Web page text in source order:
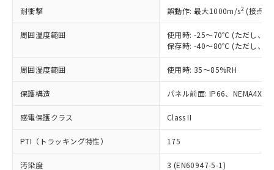
耐衝撃 誤動作: 最大1000m/s2 (接点
周囲温度範囲
使用時: -25～70℃ (ただし、氷
保存時: -40～80℃ (ただし、氷
周囲湿度範囲 使用時: 35～85%RH
保護構造 パネル前面: IP66、NEMA4X,
感電保護クラス Class II
PTI（トラッキング特性） 175
汚染度 3 (EN60947-5-1)
準価格とは異なる場合があることをご
正式な納期状況および標準価格はお客
様のお取引先、またはお客様担当のオ
ムロン制御機器販売店・当社販売員に
オムロン制御機器販売店や当社販売拠
販売ネットワーク
」をご確認
在庫状況および標準価格結果を当社の
事前の承諾なく第三者に漏洩または開
示しないようお願いします。
マイパーツ機能（部品リスト作成サー
類(PBB) 1000ppm以下、ポリ臭化ジフェニルエーテル類
ルベンジル（BBP） 1000ppm以下、フタル酸ジブチル
（DBP） 1000ppm以下、フタル酸ジイソブチル
但し、RoHS指令で産業用監視および制御機器に対する
適用除外項目は除く。
フタル酸エステル類の４物質については閾値を超える意
図的な使用がないことを確認しています。
部品在庫の切り替え状況などにより、予定
月が前後することがあります。
Cr(Ⅵ)(六価クロム) : 1000ppm、 PBBs(ポリ臭化ビフェ
ニル類) : 1000ppm、 PBDEs(ポリ臭化ジフェニルエーテ
ル類) : 1000ppm、
DBP(フタル酸ジブチル) : 1000ppm、 DIBP(フタル酸ジ
イソブチル) : 1000ppm、 BBP(フタル酸ブチルベンジ
DEHP(フタル酸ビス(2-エチルヘキシル)) : 1000ppm
「ｅ」：有害物質（10物質）のすべてが基
準値以下であることを示します。
「10」：通常の使用状況下において有害物
質が外部に漏えいし、環境に深刻な影響を
当社は規制貨物を破棄する場合は、完
全に破砕するなど、違法に輸出されな
いよう必要な手段を講じます。
当社は貴社製品を、核兵器、ミサイ
ル、化学兵器、生物兵器またはその他
武器並びにこれらの製造装置等に一切
当社は、貴社製品を第三者に販売する
場合は、上記1、2および3の内容を当
該第三者に通知します。また当社は、
販売先および販売に係わる関係者が違
一定数以上の在庫あり
一定数には満たないが在庫あり
在庫なし(最新の在庫状況につ
いては、お客様のお取引先、ま
たはお客様担当のオムロン制御
機器販売店・当社販売員にご確
受注生産機種、また在庫状況の